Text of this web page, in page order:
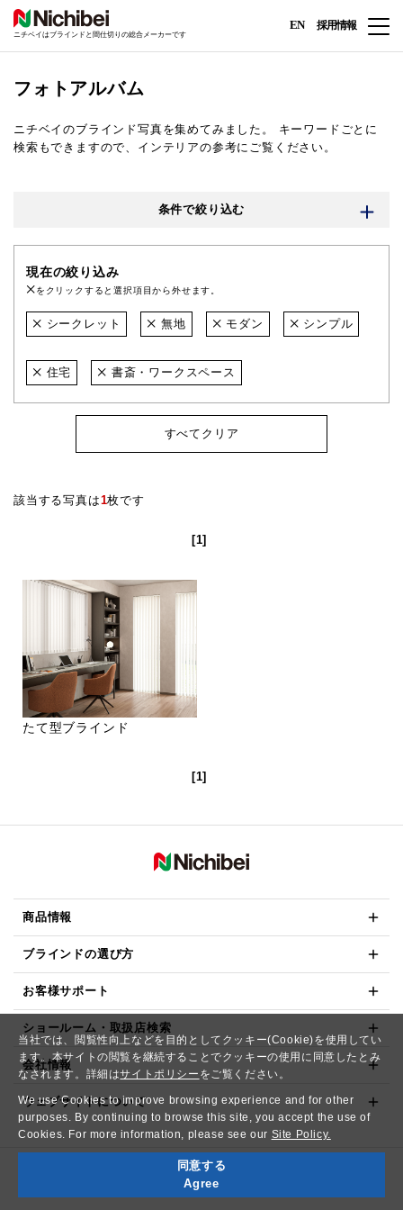
当社では、閲覧性向上などを目的としてクッキー(Cookie)を使用してい
ます。本サイトの閲覧を継続することでクッキーの使用に同意したとみ
なされます。詳細はサイトポリシー をご覧ください。
We use Cookies to improve browsing experience and for other
purposes. By continuing to browse this site, you accept the use of
Cookies. For more information, please see our Site Policy.
同意する
Agree
ニチベイはブラインドと間仕切りの総合メーカーです
EN 採用情報
フォトアルバム
ニチベイのブラインド写真を集めてみました。
キーワードごとに
検索もできますので、インテリアの参考にご覧ください。
条件で絞り込む
現在の絞り込み
をクリックすると選択項目から外せます。
シークレット 無地 モダン シンプル
住宅 書斎・ワークスペース
すべてクリア
該当する写真は1枚です
[1]
たて型ブラインド
[1]
商品情報
ブラインドの選び方
お客様サポート
ショールーム・取扱店検索
会社情報
ウェブサイトについて
Copyright© NICHIBEI CO.,LTD. All Rights Reserved.